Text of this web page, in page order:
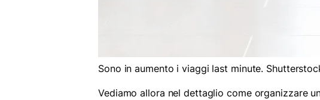
Sono in aumento i viaggi last minute.
Vediamo allora nel dettaglio come organizzare